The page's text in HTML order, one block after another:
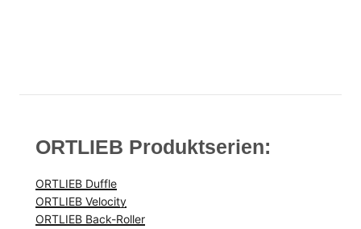
ORTLIEB Produktserien:
ORTLIEB Duffle
ORTLIEB Velocity
ORTLIEB Back-Roller